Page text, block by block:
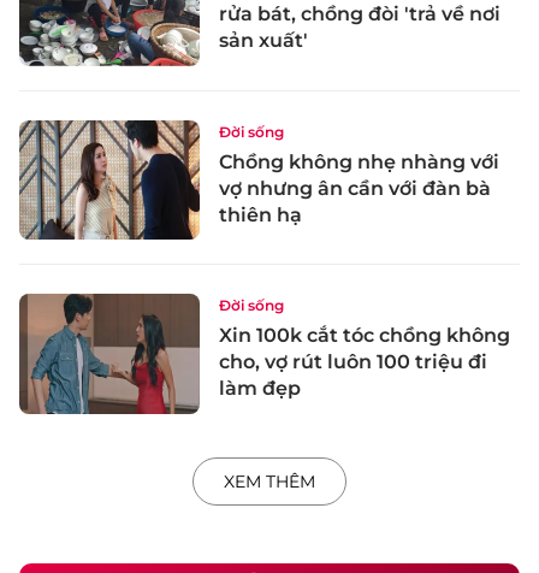
rửa bát, chồng đòi 'trả về nơi
sản xuất'
Đời sống
Chồng không nhẹ nhàng với
vợ nhưng ân cần với đàn bà
thiên hạ
Đời sống
Xin 100k cắt tóc chồng không
cho, vợ rút luôn 100 triệu đi
làm đẹp
XEM THÊM